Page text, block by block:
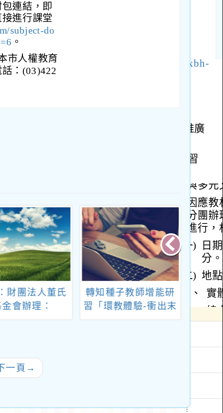
連結，即
進行課堂
subject-do
。
市人權教育
：(03)422
財團法人董氏
金會辦理：
& Think】
路霸凌海報徵
轉知種子教師增能研
習「環教體驗-衝出末
日封鎖線」
7月
一頁 →